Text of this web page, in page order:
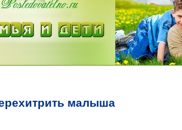
малыша